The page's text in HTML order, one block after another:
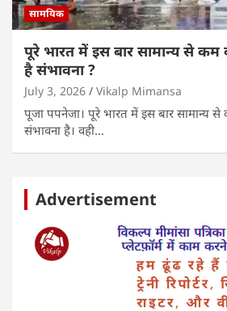
सामयिक
पूरे भारत में इस बार सामान्य से कम
है संभावना ?
July 3, 2026 Vikalp Mimansa
पूजा पपनेजा। पूरे भारत में इस बार सामान्य से
संभावना है। वही…
Advertisement